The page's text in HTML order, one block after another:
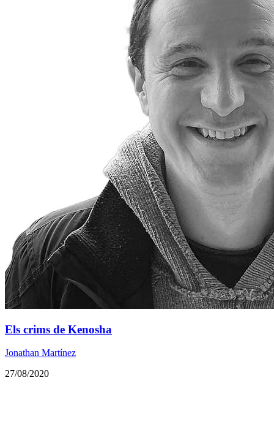
Els crims de Kenosha
Jonathan Martínez
27/08/2020